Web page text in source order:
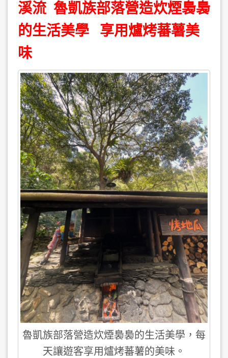
溪流 魯凱族部落營造炊煙裊裊
的生活美學 享用爐烤蕃薯美
味
魯凱族部落營造炊煙裊裊的生活美學，每
天讓遊客享用爐烤蕃薯的美味。